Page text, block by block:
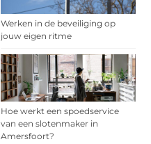
Werken in de beveiliging op
jouw eigen ritme
Hoe werkt een spoedservice
van een slotenmaker in
Amersfoort?